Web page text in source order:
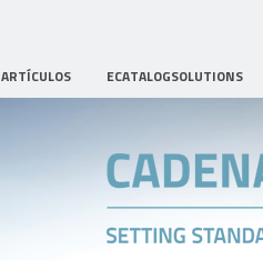
ARTÍCULOS ECATALOGSOLUTIONS